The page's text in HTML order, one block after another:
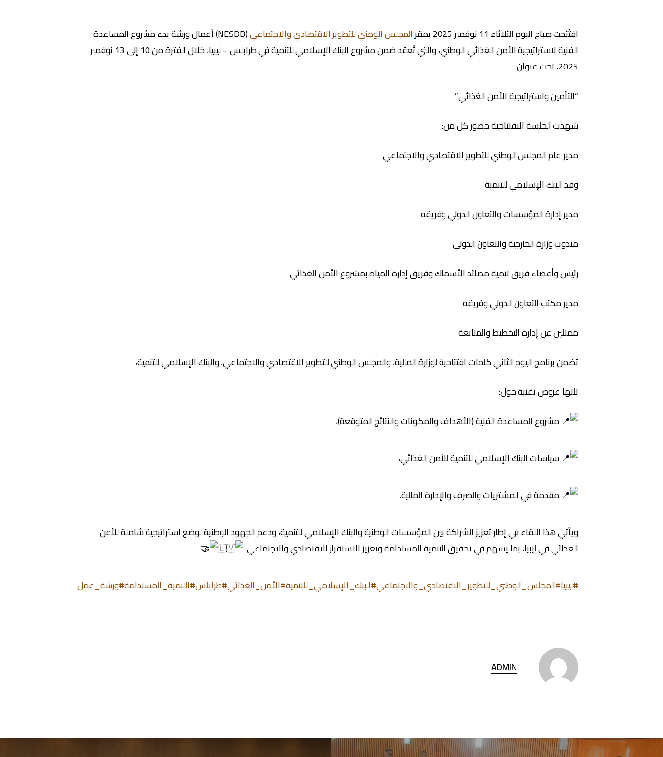
افتُتحت صباح اليوم الثلاثاء 11 نوفمبر 2025 بمقر المجلس الوطني للتطوير الاقتصادي والاجتماعي
(NESDB) أعمال ورشة بدء مشروع المساعدة
الفنية لاستراتيجية الأمن الغذائي الوطني، والتي تُعقد ضمن مشروع البنك الإسلامي للتنمية في طرابلس – ليبيا، خلال الفترة من 10 إلى 13 نوفمبر
2025، تحت عنوان:
“التأمين واستراتيجية الأمن الغذائي”
شهدت الجلسة الافتتاحية حضور كل من:
مدير عام المجلس الوطني للتطوير الاقتصادي والاجتماعي
وفد البنك الإسلامي للتنمية
مدير إدارة المؤسسات والتعاون الدولي وفريقه
مندوب وزارة الخارجية والتعاون الدولي
رئيس وأعضاء فريق تنمية مصائد الأسماك وفريق إدارة المياه بمشروع الأمن الغذائي
مدير مكتب التعاون الدولي وفريقه
ممثلين عن إدارة التخطيط والمتابعة
تضمن برنامج اليوم الثاني كلمات افتتاحية لوزارة المالية، والمجلس الوطني للتطوير الاقتصادي والاجتماعي، والبنك الإسلامي للتنمية،
تلتها عروض تقنية حول:
مشروع المساعدة الفنية (الأهداف والمكونات والنتائج المتوقعة)،
سياسات البنك الإسلامي للتنمية للأمن الغذائي،
مقدمة في المشتريات والصرف والإدارة المالية.
ويأتي هذا اللقاء في إطار تعزيز الشراكة بين المؤسسات الوطنية والبنك الإسلامي للتنمية، ودعم الجهود الوطنية لوضع استراتيجية شاملة للأمن
الغذائي في ليبيا، بما يسهم في تحقيق التنمية المستدامة وتعزيز الاستقرار الاقتصادي والاجتماعي.
#ليبيا#المجلس_الوطني_للتطوير_الاقتصادي_والاجتماعي#البنك_الإسلامي_للتنمية#الأمن_الغذائي#طرابلس#التنمية_المستدامة#ورشة_عمل
ADMIN